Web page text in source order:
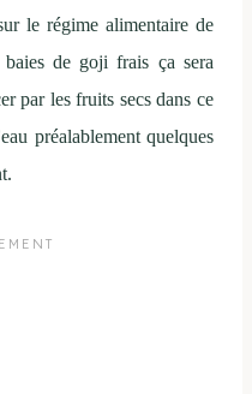
le régime alimentaire de
de goji frais ça sera
par les fruits secs dans ce
préalablement quelques